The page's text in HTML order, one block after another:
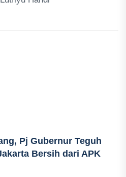
Pj Gubernur Teguh
Bersih dari APK